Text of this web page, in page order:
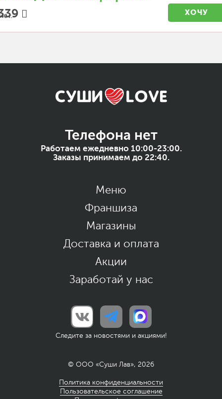
г. ХОЧУ
Телефона нет
Работаем ежедневно 10:00-23:00.
Заказы принимаем до 22:40.
Меню
Франшиза
Магазины
Доставка и оплата
Акции
Заработай у нас
Следите за новостями и акциями!
© ООО «Суши Лав», 2026
Политика конфиденциальности
Пользовательское соглашение